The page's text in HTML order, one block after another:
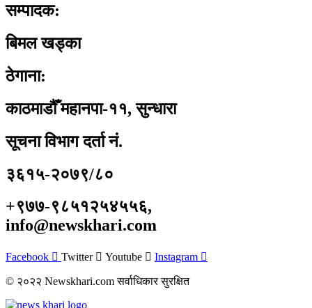
सम्पादक:
बिमल खड्का
ठेगाना:
काठमाडौँ महानपा-११, सुन्धारा
सूचना विभाग दर्ता नं.
३६१५-२०७९/८०
+९७७-९८५१२५४५५६,
info@newskhari.com
Facebook Twitter Youtube Instagram
© २०२२ Newskhari.com सर्वाधिकार सुरक्षित